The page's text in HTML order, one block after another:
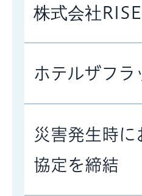
株式会社
ホテルザフ
災害発生時
協定を締結